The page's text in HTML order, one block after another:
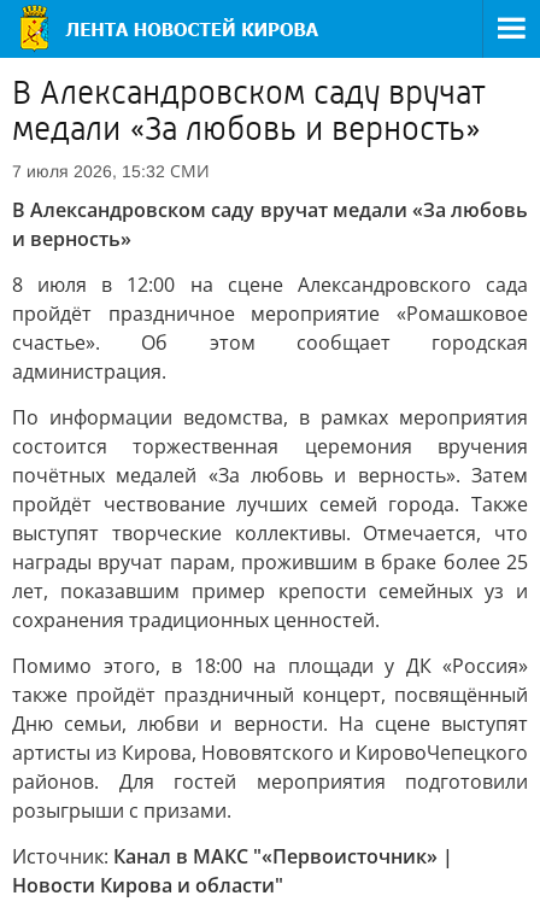
В Александровском саду вручат
медали «За любовь и верность»
7 июля 2026, 15:32 СМИ
В Александровском саду вручат медали «За любовь
и верность»
8 июля в 12:00 на сцене Александровского сада
пройдёт праздничное мероприятие «Ромашковое
счастье». Об этом сообщает городская
администрация.
По информации ведомства, в рамках мероприятия
состоится торжественная церемония вручения
почётных медалей «За любовь и верность». Затем
пройдёт чествование лучших семей города. Также
выступят творческие коллективы. Отмечается, что
награды вручат парам, прожившим в браке более 25
лет, показавшим пример крепости семейных уз и
сохранения традиционных ценностей.
Помимо этого, в 18:00 на площади у ДК «Россия»
также пройдёт праздничный концерт, посвящённый
Дню семьи, любви и верности. На сцене выступят
артисты из Кирова, Нововятского и КировоЧепецкого
районов. Для гостей мероприятия подготовили
розыгрыши с призами.
Источник: Канал в МАКС "«Первоисточник» |
Новости Кирова и области"